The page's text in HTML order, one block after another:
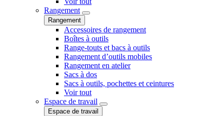
Rangement
Rangement
Accessoires de rangement
Boîtes à outils
Range-touts et bacs à outils
Rangement d’outils mobiles
Rangement en atelier
Sacs à dos
Sacs à outils, pochettes et ceintures
Voir tout
Espace de travail
Espace de travail